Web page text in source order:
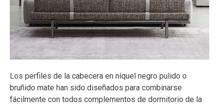
Los perfiles de la cabecera en níquel negro pulido o
bruñido mate han sido diseñados para combinarse
fácilmente con todos complementos de dormitorio de la